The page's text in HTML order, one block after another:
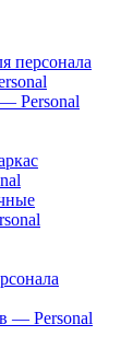
персонала
Personal
— Personal